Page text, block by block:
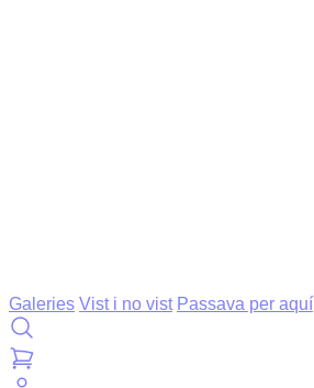
Galeries Vist i no vist Passava per aquí